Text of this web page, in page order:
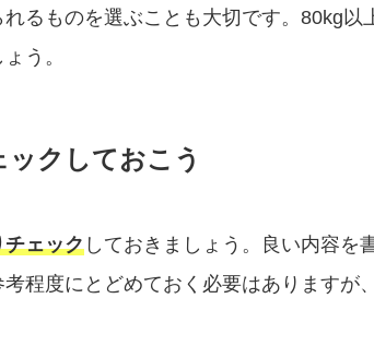
るものを選ぶことも大切です。80kg以
う。
クしておこう
チェック しておきましょう。良い内容を
程度にとどめておく必要はありますが